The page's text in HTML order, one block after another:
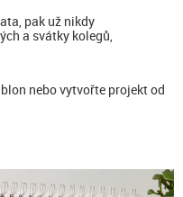
pak už nikdy
a svátky kolegů,
nebo vytvořte projekt od